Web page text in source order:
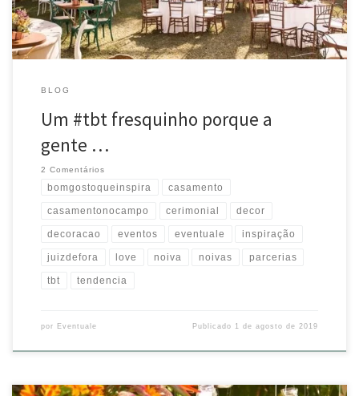
BLOG
Um #tbt fresquinho porque a
gente …
2 Comentários
bomgostoqueinspira casamento
casamentonocampo cerimonial decor
decoracao eventos eventuale inspiração
juizdefora love noiva noivas parcerias
tbt tendencia
por Eventuale Publicado 1 de agosto de 2019